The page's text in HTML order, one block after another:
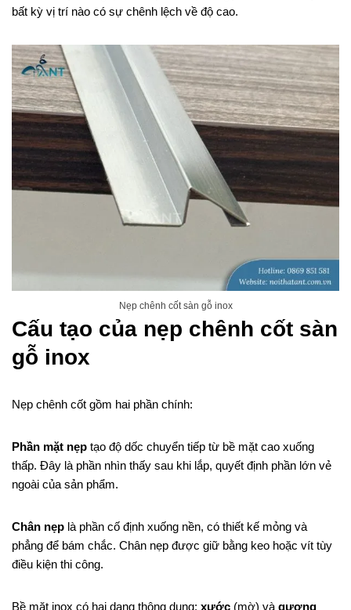
bất kỳ vị trí nào có sự chênh lệch về độ cao.
Nẹp chênh cốt sàn gỗ inox
Cấu tạo của nẹp chênh cốt sàn
gỗ inox
Nẹp chênh cốt gồm hai phần chính:
Phần mặt nẹp tạo độ dốc chuyển tiếp từ bề mặt cao xuống
thấp. Đây là phần nhìn thấy sau khi lắp, quyết định phần lớn vẻ
ngoài của sản phẩm.
Chân nẹp là phần cố định xuống nền, có thiết kế mỏng và
phẳng để bám chắc. Chân nẹp được giữ bằng keo hoặc vít tùy
điều kiện thi công.
Bề mặt inox có hai dạng thông dụng: xước (mờ) và gương